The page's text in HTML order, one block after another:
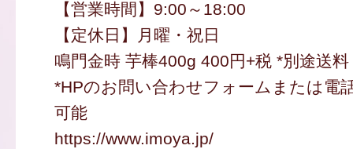
【営業時間】9:00～18:00
【定休日】月曜・祝日
鳴門金時 芋棒400g 400円+税 *別途送料
*HPのお問い合わせフォームまたは電
可能
https://www.imoya.jp/